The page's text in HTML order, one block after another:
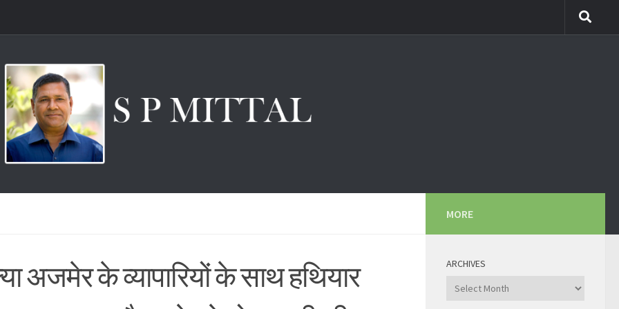
अजमेर के व्यापारियों के साथ हथियार
MORE
ARCHIVES
Archives